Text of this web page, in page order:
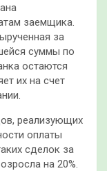
заемщика.
за
суммы по
остаются
их на счет
реализующих
оплаты
сделок за
на 20%.